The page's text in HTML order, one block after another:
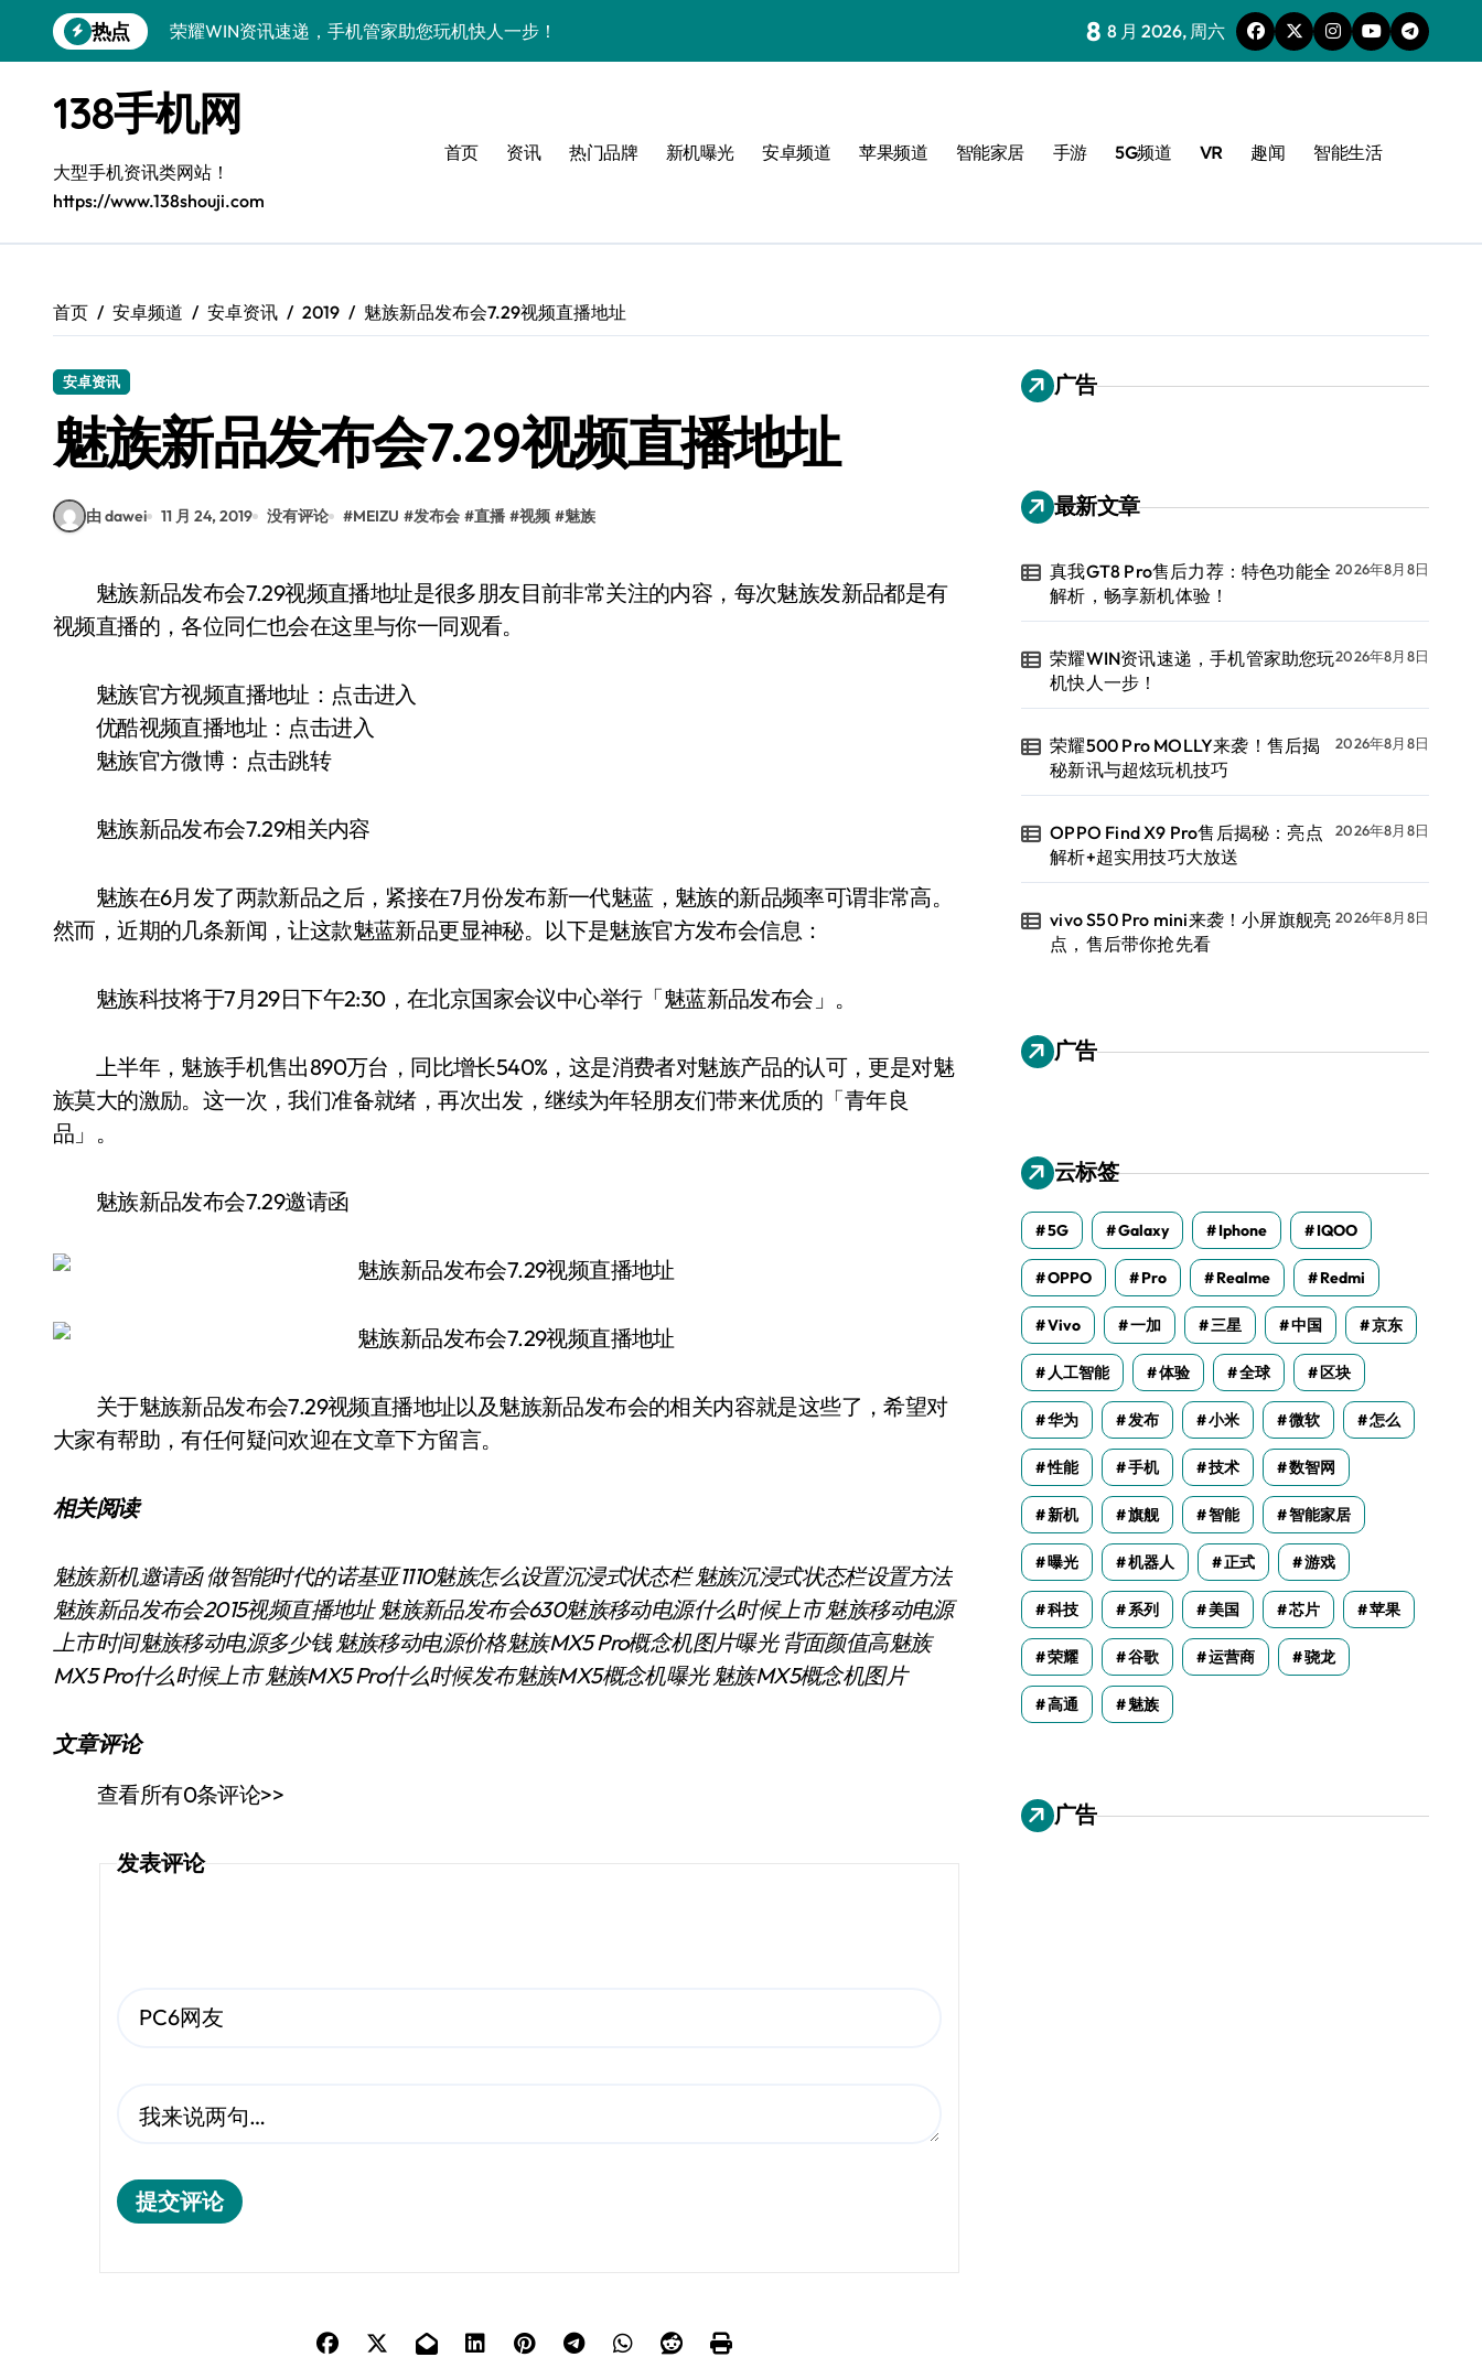
到
热点
荣耀WIN资讯速递，手机管家助您玩机快人一步！
OPPO Find X9 Pro售后揭秘：亮点解析+超实用技巧大放送
vivo S50 Pro mini来袭！小屏旗舰亮点，售后带你抢先看
REDMI K90售后揭秘：亮点配置全解析，速来围观！
OPPO Find X9售后揭秘：亮点特色玩法，一次全掌握！
华为nova 15 Ultra新功能解锁，售后邀您共享最新优惠！
真我GT8 Pro售后力荐：特色功能全解析，畅享新机体验！
8 8 月 2026, 周六
138手机网
大型手机资讯类网站！
https://www.138shouji.com
首页 资讯 热门品牌 新机曝光 安卓频道 苹果频道 智能家居 手游 5G频道 VR 趣闻 智能生活
首页 安卓频道 安卓资讯 2019 魅族新品发布会7.29视频直播地址
安卓资讯
魅族新品发布会7.29视频直播地址
由 dawei 11 月 24, 2019 没有评论 #MEIZU #发布会 #直播 #视频 #魅族
魅族新品发布会7.29视频直播地址是很多朋友目前非常关注的内容，每次魅族发新品都是有
视频直播的，各位同仁也会在这里与你一同观看。
魅族官方视频直播地址：点击进入
优酷视频直播地址：点击进入
魅族官方微博：点击跳转
魅族新品发布会7.29相关内容
魅族在6月发了两款新品之后，紧接在7月份发布新一代魅蓝，魅族的新品频率可谓非常高。
然而，近期的几条新闻，让这款魅蓝新品更显神秘。以下是魅族官方发布会信息：
魅族科技将于7月29日下午2:30，在北京国家会议中心举行「魅蓝新品发布会」。
上半年，魅族手机售出890万台，同比增长540%，这是消费者对魅族产品的认可，更是对魅
族莫大的激励。这一次，我们准备就绪，再次出发，继续为年轻朋友们带来优质的「青年良
品」。
魅族新品发布会7.29邀请函
关于魅族新品发布会7.29视频直播地址以及魅族新品发布会的相关内容就是这些了，希望对
大家有帮助，有任何疑问欢迎在文章下方留言。
相关阅读
魅族新机邀请函 做智能时代的诺基亚1110魅族怎么设置沉浸式状态栏 魅族沉浸式状态栏设置方法
魅族新品发布会2015视频直播地址 魅族新品发布会630魅族移动电源什么时候上市 魅族移动电源
上市时间魅族移动电源多少钱 魅族移动电源价格魅族MX5 Pro概念机图片曝光 背面颜值高魅族
MX5 Pro什么时候上市 魅族MX5 Pro什么时候发布魅族MX5概念机曝光 魅族MX5概念机图片
文章评论
查看所有0条评论>>
发表评论
提交评论
广告
最新文章
真我GT8 Pro售后力荐：特色功能全
解析，畅享新机体验！
2026年8月8日
荣耀WIN资讯速递，手机管家助您玩
机快人一步！
2026年8月8日
荣耀500 Pro MOLLY来袭！售后揭
秘新讯与超炫玩机技巧
2026年8月8日
OPPO Find X9 Pro售后揭秘：亮点
解析+超实用技巧大放送
2026年8月8日
vivo S50 Pro mini来袭！小屏旗舰亮
点，售后带你抢先看
2026年8月8日
广告
云标签
5G Galaxy Iphone IQOO
OPPO Pro Realme Redmi
Vivo 一加 三星 中国 京东
人工智能 体验 全球 区块
华为 发布 小米 微软 怎么
性能 手机 技术 数智网
新机 旗舰 智能 智能家居
曝光 机器人 正式 游戏
科技 系列 美国 芯片 苹果
荣耀 谷歌 运营商 骁龙
高通 魅族
广告